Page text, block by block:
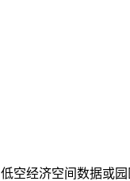
经济空间数据或